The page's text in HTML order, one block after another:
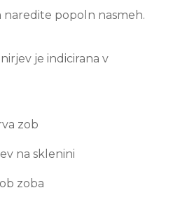
naredite popoln nasmeh.
je indicirana v
zob
na sklenini
zoba